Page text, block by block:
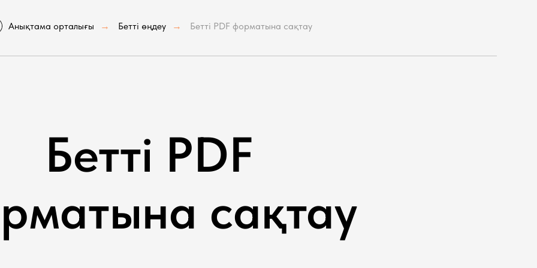
Анықтама орталығы → Бетті өңдеу → Бетті PDF форматына сақтау
Бетті PDF
сақтау